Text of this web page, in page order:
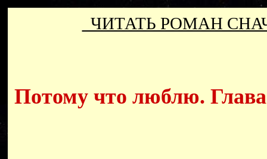
ЧИТАТЬ РОМАН
Потому что люблю.